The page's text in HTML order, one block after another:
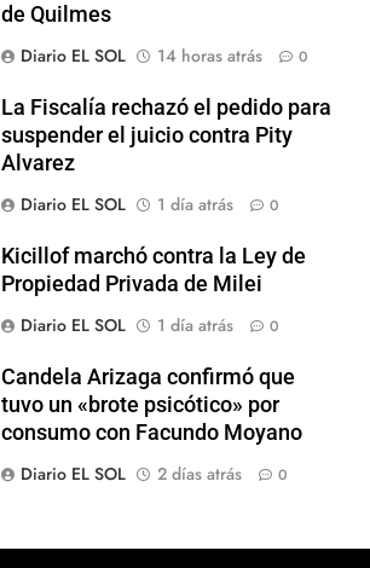
de Quilmes
Diario EL SOL
14 horas atrás 0
La Fiscalía rechazó el pedido para
suspender el juicio contra Pity
Alvarez
Diario EL SOL
1 día atrás 0
Kicillof marchó contra la Ley de
Propiedad Privada de Milei
Diario EL SOL
1 día atrás 0
Candela Arizaga confirmó que
tuvo un «brote psicótico» por
consumo con Facundo Moyano
Diario EL SOL
2 días atrás 0